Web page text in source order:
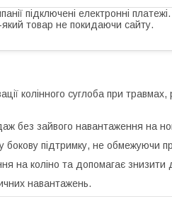
підключені електронні
товар не покидаючи сайту.
колінного суглоба при травмах,
без зайвого навантаження на
бокову підтримку, не обмежуючи
на коліно та допомагає знизити
навантажень.